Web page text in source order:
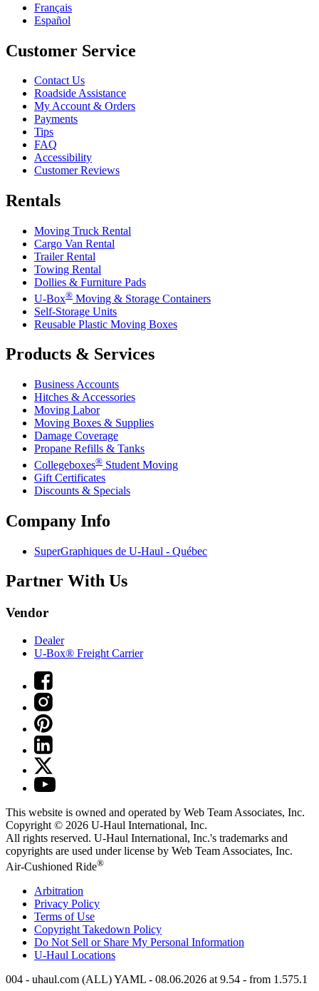
Français
Español
Customer Service
Contact Us
Roadside Assistance
My Account & Orders
Payments
Tips
FAQ
Accessibility
Customer Reviews
Rentals
Moving Truck Rental
Cargo Van Rental
Trailer Rental
Towing Rental
Dollies & Furniture Pads
U-Box® Moving & Storage Containers
Self-Storage Units
Reusable Plastic Moving Boxes
Products & Services
Business Accounts
Hitches & Accessories
Moving Labor
Moving Boxes & Supplies
Damage Coverage
Propane Refills & Tanks
Collegeboxes® Student Moving
Gift Certificates
Discounts & Specials
Company Info
SuperGraphiques de U-Haul - Québec
Partner With Us
Vendor
Dealer
U-Box® Freight Carrier
This website is owned and operated by Web Team Associates, Inc.
Copyright © 2026 U-Haul International, Inc.
All rights reserved. U-Haul International, Inc.'s trademarks and
copyrights are used under license by Web Team Associates, Inc.
Air-Cushioned Ride®
Arbitration
Privacy Policy
Terms of Use
Copyright Takedown Policy
Do Not Sell or Share My Personal Information
U-Haul Locations
004 - uhaul.com (ALL) YAML - 08.06.2026 at 9.54 - from 1.575.1